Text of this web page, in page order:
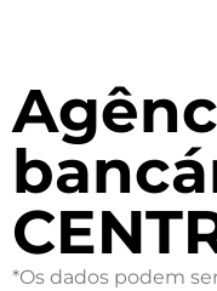
*Os dados podem